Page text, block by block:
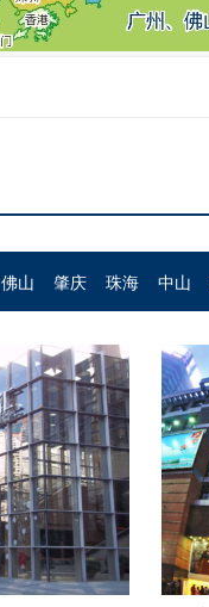
佛山 肇庆 珠海 中山